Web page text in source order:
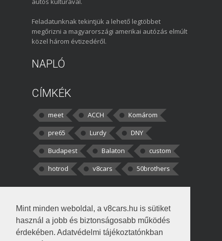
Mint minden weboldal, a v8cars.hu is sütiket
használ a jobb és biztonságosabb működés
érdekében. Adatvédelmi tájékoztatónkban
Feladatunknak tekintjük a lehető legtöbbet
megőrizni a magyarországi amerikai autózás elmúlt
közel három évtizedéről.
NAPLÓ
CÍMKÉK
meet ACCH
Komárom
pre65
Lurdy
DNY
Budapest
Balaton
custom
hotrod
v8cars 50brothers
kortisz:Elszúrtam! Én csak két
darabbaal számoltam. Nem tudtam, hogy fél autót,